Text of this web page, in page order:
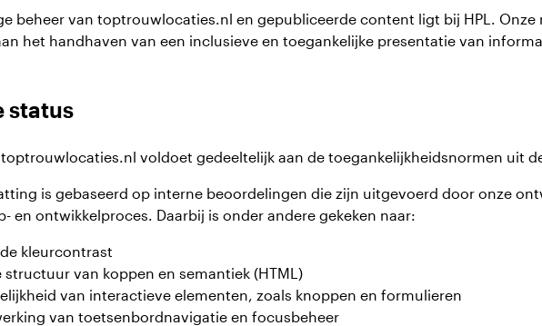
beheer van toptrouwlocaties.nl en gepubliceerde content ligt bij HPL. Onze
het handhaven van een inclusieve en toegankelijke presentatie van
status
voldoet gedeeltelijk aan de toegankelijkheidsnormen uit de
is gebaseerd op interne beoordelingen die zijn uitgevoerd door onze
en ontwikkelproces. Daarbij is onder andere gekeken naar:
kleurcontrast
structuur van koppen en semantiek (HTML)
van interactieve elementen, zoals knoppen en formulieren
van toetsenbordnavigatie en focusbeheer